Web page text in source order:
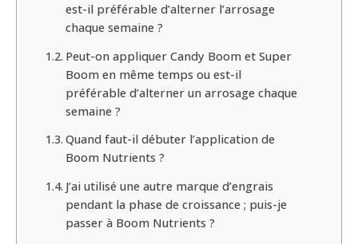
est-il préférable d’alterner l’arrosage
chaque semaine ?
Peut-on appliquer Candy Boom et Super
Boom en même temps ou est-il
préférable d’alterner un arrosage chaque
semaine ?
Quand faut-il débuter l’application de
Boom Nutrients ?
J’ai utilisé une autre marque d’engrais
pendant la phase de croissance ; puis-je
passer à Boom Nutrients ?